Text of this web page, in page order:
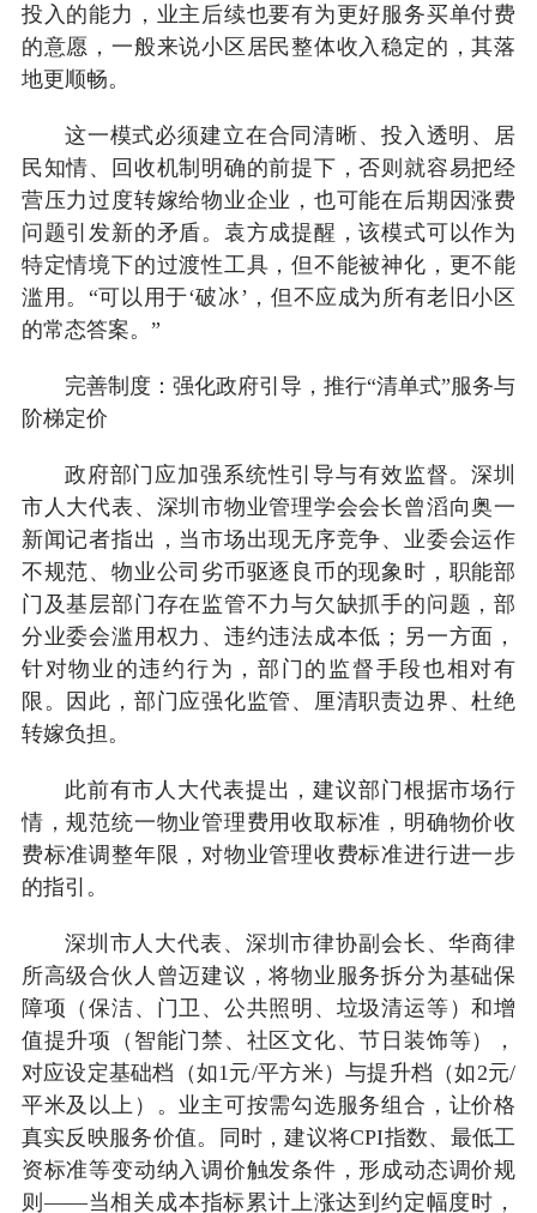
投入的能力，业主后续也要有为更好服务买单付费
的意愿，一般来说小区居民整体收入稳定的，其落
地更顺畅。
这一模式必须建立在合同清晰、投入透明、居
民知情、回收机制明确的前提下，否则就容易把经
营压力过度转嫁给物业企业，也可能在后期因涨费
问题引发新的矛盾。袁方成提醒，该模式可以作为
特定情境下的过渡性工具，但不能被神化，更不能
滥用。“可以用于‘破冰’，但不应成为所有老旧小区
的常态答案。”
完善制度：强化政府引导，推行“清单式”服务与
阶梯定价
政府部门应加强系统性引导与有效监督。深圳
市人大代表、深圳市物业管理学会会长曾滔向奥一
新闻记者指出，当市场出现无序竞争、业委会运作
不规范、物业公司劣币驱逐良币的现象时，职能部
门及基层部门存在监管不力与欠缺抓手的问题，部
分业委会滥用权力、违约违法成本低；另一方面，
针对物业的违约行为，部门的监督手段也相对有
限。因此，部门应强化监管、厘清职责边界、杜绝
转嫁负担。
此前有市人大代表提出，建议部门根据市场行
情，规范统一物业管理费用收取标准，明确物价收
费标准调整年限，对物业管理收费标准进行进一步
的指引。
深圳市人大代表、深圳市律协副会长、华商律
所高级合伙人曾迈建议，将物业服务拆分为基础保
障项（保洁、门卫、公共照明、垃圾清运等）和增
值提升项（智能门禁、社区文化、节日装饰等），
对应设定基础档（如1元/平方米）与提升档（如2元/
平米及以上）。业主可按需勾选服务组合，让价格
真实反映服务价值。同时，建议将CPI指数、最低工
资标准等变动纳入调价触发条件，形成动态调价规
则——当相关成本指标累计上涨达到约定幅度时，